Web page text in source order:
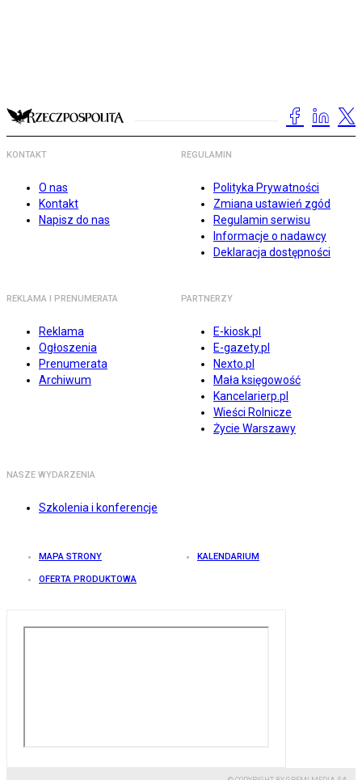
KONTAKT
O nas
Kontakt
Napisz do nas
REGULAMIN
Polityka Prywatności
Zmiana ustawień zgód
Regulamin serwisu
Informacje o nadawcy
Deklaracja dostępności
REKLAMA I PRENUMERATA
Reklama
Ogłoszenia
Prenumerata
Archiwum
PARTNERZY
E-kiosk.pl
E-gazety.pl
Nexto.pl
Mała księgowość
Kancelarierp.pl
Wieści Rolnicze
Życie Warszawy
NASZE WYDARZENIA
Szkolenia i konferencje
MAPA STRONY KALENDARIUM
OFERTA PRODUKTOWA